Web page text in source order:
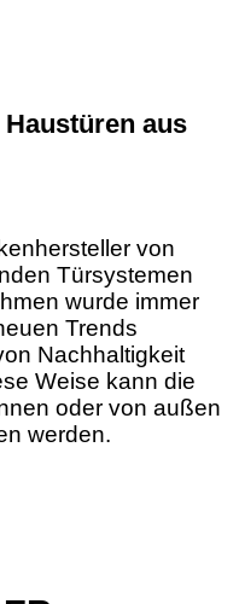
aus
von
Türsystemen
wurde immer
Trends
Nachhaltigkeit
Weise kann die
oder von außen
werden.